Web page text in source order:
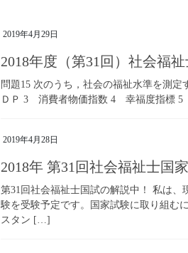
2019年4月29日
2018年度（第31回）社会
問題15 次のうち，社会の福祉水準を測
ＤＰ 3 消費者物価指数 4 幸福度指標 5
2019年4月28日
2018年 第31回社会福祉士
第31回社会福祉士国試の解説中！ 私は
験を受験予定です。国家試験に取り組む
スタン […]